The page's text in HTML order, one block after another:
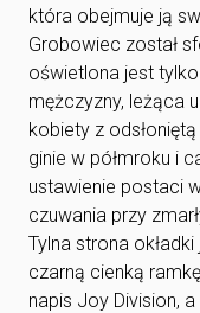
która obejmuje ją
Grobowiec został
oświetlona jest
mężczyzny, leżąca
kobiety z
ginie w półmroku i
ustawienie postaci
czuwania przy
Tylna strona
czarną cienką
napis Joy Division,